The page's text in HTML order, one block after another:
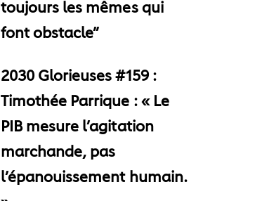
toujours les mêmes qui
font obstacle”
2030 Glorieuses #159 :
Timothée Parrique : « Le
PIB mesure l’agitation
marchande, pas
l’épanouissement humain.